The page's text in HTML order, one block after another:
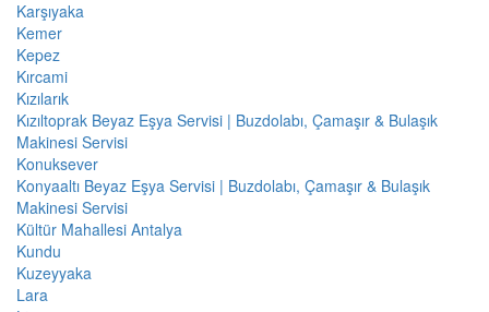
Karşıyaka
Kemer
Kepez
Kırcami
Kızılarık
Kızıltoprak Beyaz Eşya Servisi | Buzdolabı, Çamaşır & Bulaşık
Makinesi Servisi
Konuksever
Konyaaltı Beyaz Eşya Servisi | Buzdolabı, Çamaşır & Bulaşık
Makinesi Servisi
Kültür Mahallesi Antalya
Kundu
Kuzeyyaka
Lara